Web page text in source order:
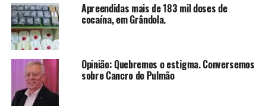
Apreendidas mais de 183 mil doses de
cocaína, em Grândola.
Opinião: Quebremos o estigma. Conversemos
sobre Cancro do Pulmão